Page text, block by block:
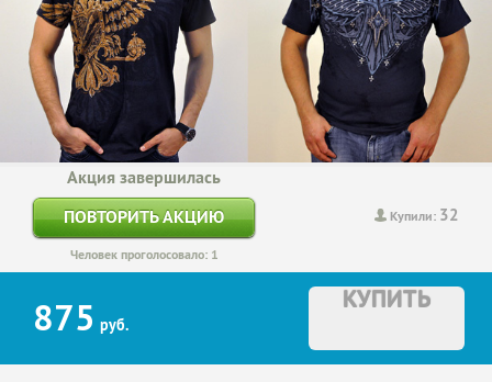
Купили: 32
Акция завершилась
ПОВТОРИТЬ АКЦИЮ
Человек проголосовало: 1
875 руб.
КУПИТЬ